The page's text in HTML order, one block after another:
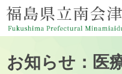
お知らせ：医